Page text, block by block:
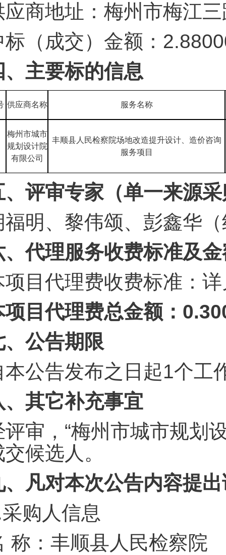
应商地址：梅州市梅江
标（成交）金额：
、主要标的信息
供应商名称 服务名称
梅州市城市
规划设计院
有限公司
丰顺县人民检察院场地改造提升设计、造价咨询
服务项目
、评审专家（单一来源
福明、黎伟颂、彭鑫华
、代理服务收费标准及
项目代理费收费标准：
项目代理费总金额：
、公告期限
本公告发布之日起1个工
、其它补充事宜
评审，“梅州市城市规划
候选人。
、凡对本次公告内容提
采购人信息
称：丰顺县人民检察院